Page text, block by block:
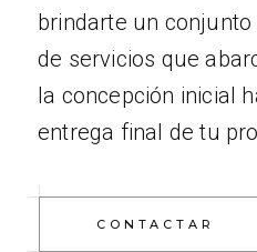
brindarte un
de servicios que
la concepción inicial
entrega final de tu
CONTACTAR